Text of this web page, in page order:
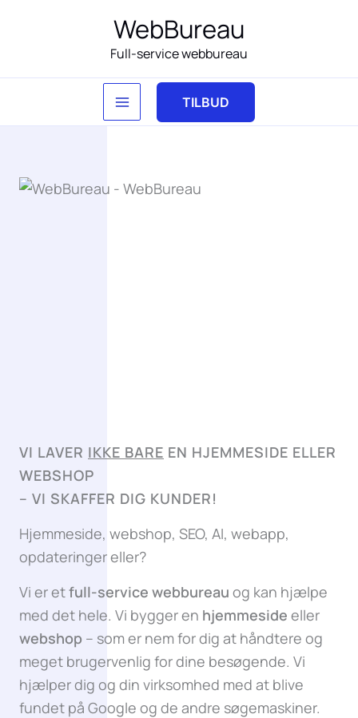
WebBureau
Full-service webbureau
TILBUD
VI LAVER IKKE BARE EN HJEMMESIDE ELLER
WEBSHOP
– VI SKAFFER DIG KUNDER!
Hjemmeside, webshop, SEO, AI, webapp,
opdateringer eller?
Vi er etfull-service webbureau og kan hjælpe
med det hele. Vi bygger en hjemmeside eller
webshop – som er nem for dig at håndtere og
meget brugervenlig for dine besøgende. Vi
hjælper dig og din virksomhed med at blive
fundet på Google og de andre søgemaskiner.